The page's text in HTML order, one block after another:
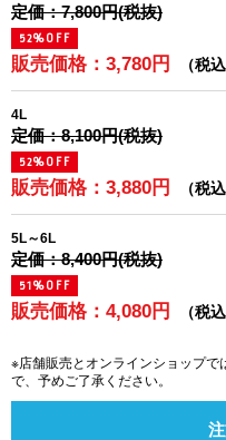
定価：7,800円(税抜)
52%OFF
販売価格：3,780円 （税
4L
定価：8,100円(税抜)
52%OFF
販売価格：3,880円 （税
5L～6L
定価：8,400円(税抜)
51%OFF
販売価格：4,080円 （税
※店舗販売とオンラインショップ
で、予めご了承ください。